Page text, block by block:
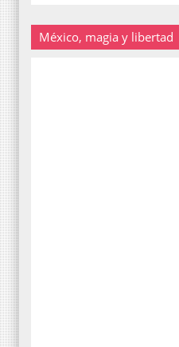
México, magia y libertad